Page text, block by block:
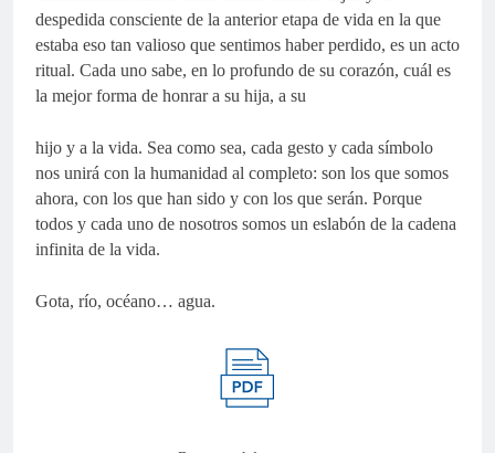
despedida consciente de la anterior etapa de vida en la que
estaba eso tan valioso que sentimos haber perdido, es un acto
ritual. Cada uno sabe, en lo profundo de su corazón, cuál es
la mejor forma de honrar a su hija, a su
hijo y a la vida. Sea como sea, cada gesto y cada símbolo
nos unirá con la humanidad al completo: son los que somos
ahora, con los que han sido y con los que serán. Porque
todos y cada uno de nosotros somos un eslabón de la cadena
infinita de la vida.
Gota, río, océano… agua.